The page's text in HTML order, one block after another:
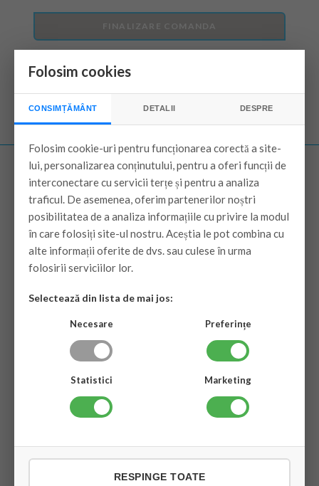
FINALIZARE COMANDA
Despre
Despre noi
Contacteaza-ne
Termeni și condiții de utilizare
Politica de Confidentialitate
Contul de client
Folosim cookies
CONSIMȚĂMÂNT DETALII DESPRE
Folosim cookie-uri pentru funcționarea corectă a site-
lui, personalizarea conținutului, pentru a oferi funcții de
interconectare cu servicii terțe și pentru a analiza
traficul. De asemenea, oferim partenerilor noștri
posibilitatea de a analiza informațiile cu privire la modul
în care folosiți site-ul nostru. Aceștia le pot combina cu
alte informații oferite de dvs. sau culese în urma
folosirii serviciilor lor.
Selectează din lista de mai jos:
Necesare Preferințe
Statistici Marketing
RESPINGE TOATE